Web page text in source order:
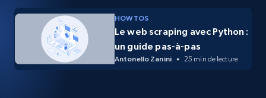
HOW TOS
Le web scraping avec Python :
un guide pas-à-pas
Antonello Zanini 25 min de lecture